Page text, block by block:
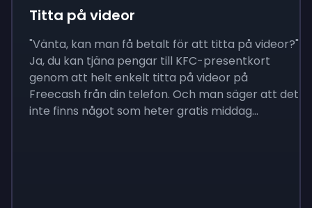
Titta på videor
"Vänta, kan man få betalt för att titta på videor?"
Ja, du kan tjäna pengar till KFC-presentkort
genom att helt enkelt titta på videor på
Freecash från din telefon. Och man säger att det
inte finns något som heter gratis middag...